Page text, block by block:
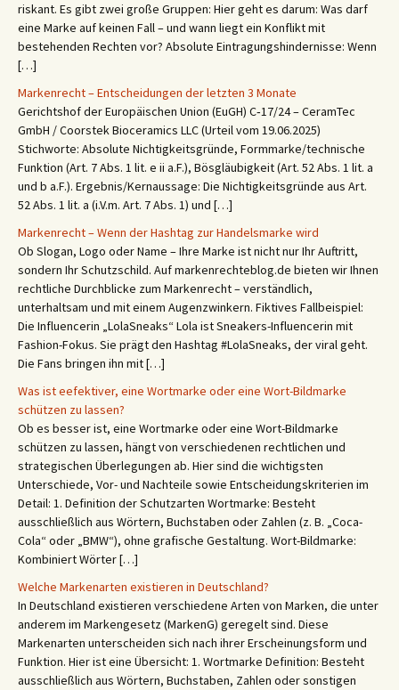
riskant. Es gibt zwei große Gruppen: Hier geht es darum: Was darf
eine Marke auf keinen Fall – und wann liegt ein Konflikt mit
bestehenden Rechten vor? Absolute Eintragungshindernisse: Wenn
[…]
Markenrecht – Entscheidungen der letzten 3 Monate
Gerichtshof der Europäischen Union (EuGH) C‑17/24 – CeramTec
GmbH / Coorstek Bioceramics LLC (Urteil vom 19.06.2025)
Stichworte: Absolute Nichtigkeitsgründe, Formmarke/technische
Funktion (Art. 7 Abs. 1 lit. e ii a.F.), Bösgläubigkeit (Art. 52 Abs. 1 lit. a
und b a.F.). Ergebnis/Kernaussage: Die Nichtigkeitsgründe aus Art.
52 Abs. 1 lit. a (i.V.m. Art. 7 Abs. 1) und […]
Markenrecht – Wenn der Hashtag zur Handelsmarke wird
Ob Slogan, Logo oder Name – Ihre Marke ist nicht nur Ihr Auftritt,
sondern Ihr Schutzschild. Auf markenrechteblog.de bieten wir Ihnen
rechtliche Durchblicke zum Markenrecht – verständlich,
unterhaltsam und mit einem Augenzwinkern. Fiktives Fallbeispiel:
Die Influencerin „LolaSneaks“ Lola ist Sneakers-Influencerin mit
Fashion-Fokus. Sie prägt den Hashtag #LolaSneaks, der viral geht.
Die Fans bringen ihn mit […]
Was ist eefektiver, eine Wortmarke oder eine Wort-Bildmarke
schützen zu lassen?
Ob es besser ist, eine Wortmarke oder eine Wort-Bildmarke
schützen zu lassen, hängt von verschiedenen rechtlichen und
strategischen Überlegungen ab. Hier sind die wichtigsten
Unterschiede, Vor- und Nachteile sowie Entscheidungskriterien im
Detail: 1. Definition der Schutzarten Wortmarke: Besteht
ausschließlich aus Wörtern, Buchstaben oder Zahlen (z. B. „Coca-
Cola“ oder „BMW“), ohne grafische Gestaltung. Wort-Bildmarke:
Kombiniert Wörter […]
Welche Markenarten existieren in Deutschland?
In Deutschland existieren verschiedene Arten von Marken, die unter
anderem im Markengesetz (MarkenG) geregelt sind. Diese
Markenarten unterscheiden sich nach ihrer Erscheinungsform und
Funktion. Hier ist eine Übersicht: 1. Wortmarke Definition: Besteht
ausschließlich aus Wörtern, Buchstaben, Zahlen oder sonstigen